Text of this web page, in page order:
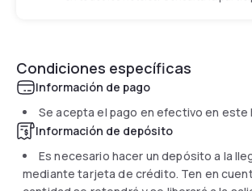
Condiciones específicas
Información de pago
Se acepta el pago en efectivo en este
Información de depósito
Es necesario hacer un depósito a la
mediante tarjeta de crédito. Ten en